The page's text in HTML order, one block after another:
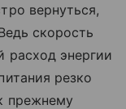
вернуться,
скорость
расход энергии
резко
прежнему